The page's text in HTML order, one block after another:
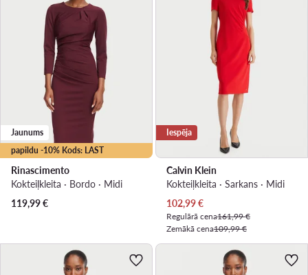
papildu -10% Kods: LAST
Jaunums
Rinascimento
Kokteiļkleita · Bordo · Midi
119,99€
Iespēja
Calvin Klein
Kokteiļkleita · Sarkans · Midi
Pašreizējā cena
102,99€
Regulārā cena161,99 €
Zemākā cena109,99 €